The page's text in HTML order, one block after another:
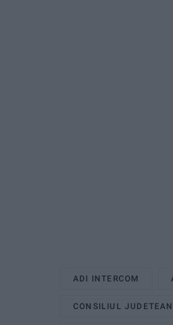
ADI INTERCOM
CONSILIUL JUDETEAN